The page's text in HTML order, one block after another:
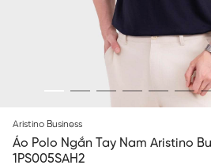
Aristino Business
Áo Polo Ngắn Tay Nam Aristino
1PS005SAH2